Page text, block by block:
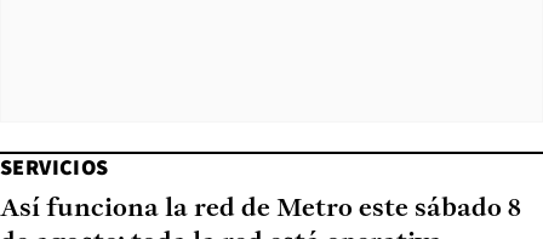
SERVICIOS
Así funciona la red de Metro este sábado 8